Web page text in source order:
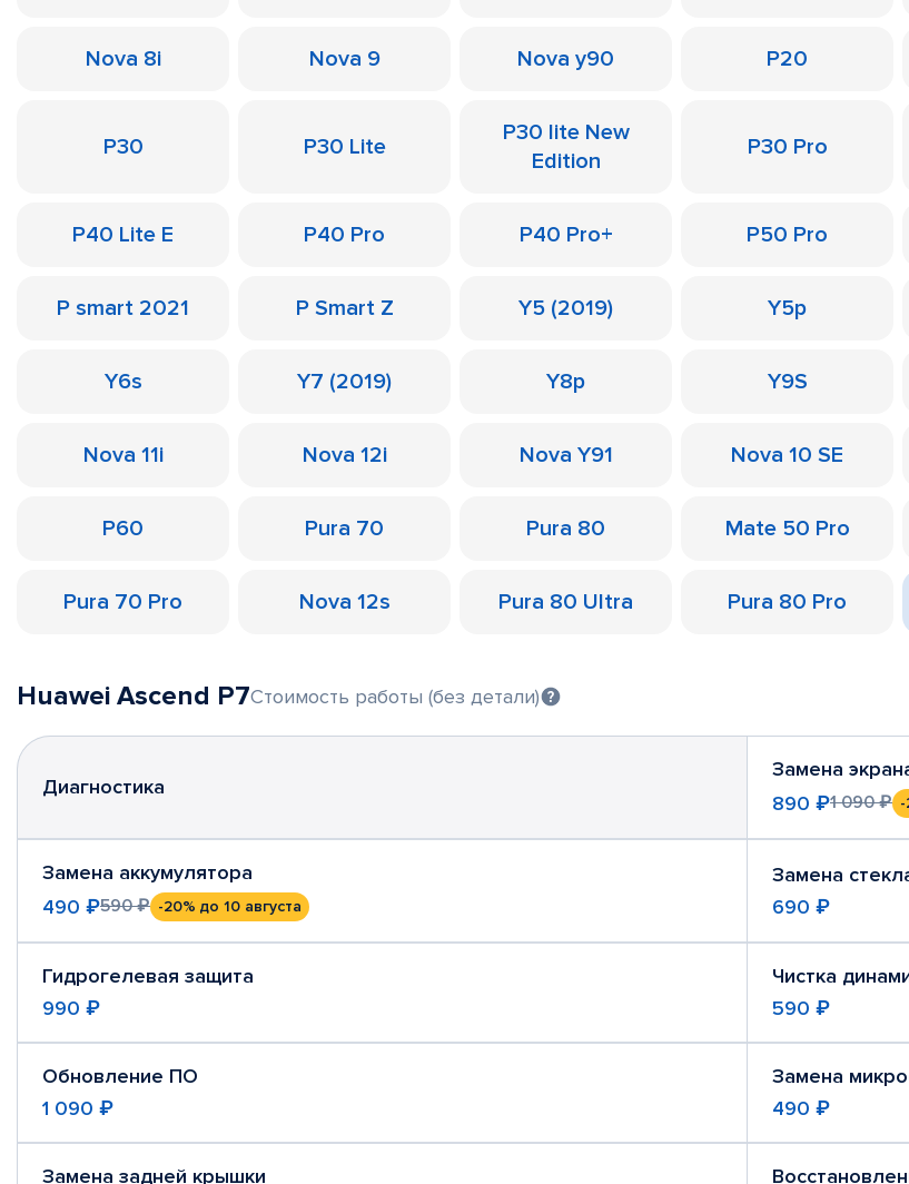
Nova 8i Nova 9 Nova y90 P20
P30 P30 Lite
P30 lite New
Edition
P30 Pro
P40 Lite E P40 Pro P40 Pro+ P50 Pro
P smart 2021 P Smart Z Y5 (2019) Y5p
Y6s Y7 (2019) Y8p Y9S
Nova 11i Nova 12i Nova Y91 Nova 10 SE
P60 Pura 70 Pura 80 Mate 50 Pro
Pura 70 Pro Nova 12s Pura 80 Ultra Pura 80 Pro
Huawei Ascend P7Стоимость работы (без детали)
Диагностика
Замена
890 ₽1 090 ₽
Замена аккумулятора
490 ₽590 ₽ -20% до 10 августа
Замена
690 ₽
Гидрогелевая защита
990 ₽
Чистка
590 ₽
Обновление ПО
1 090 ₽
Замена
490 ₽
Замена задней крышки